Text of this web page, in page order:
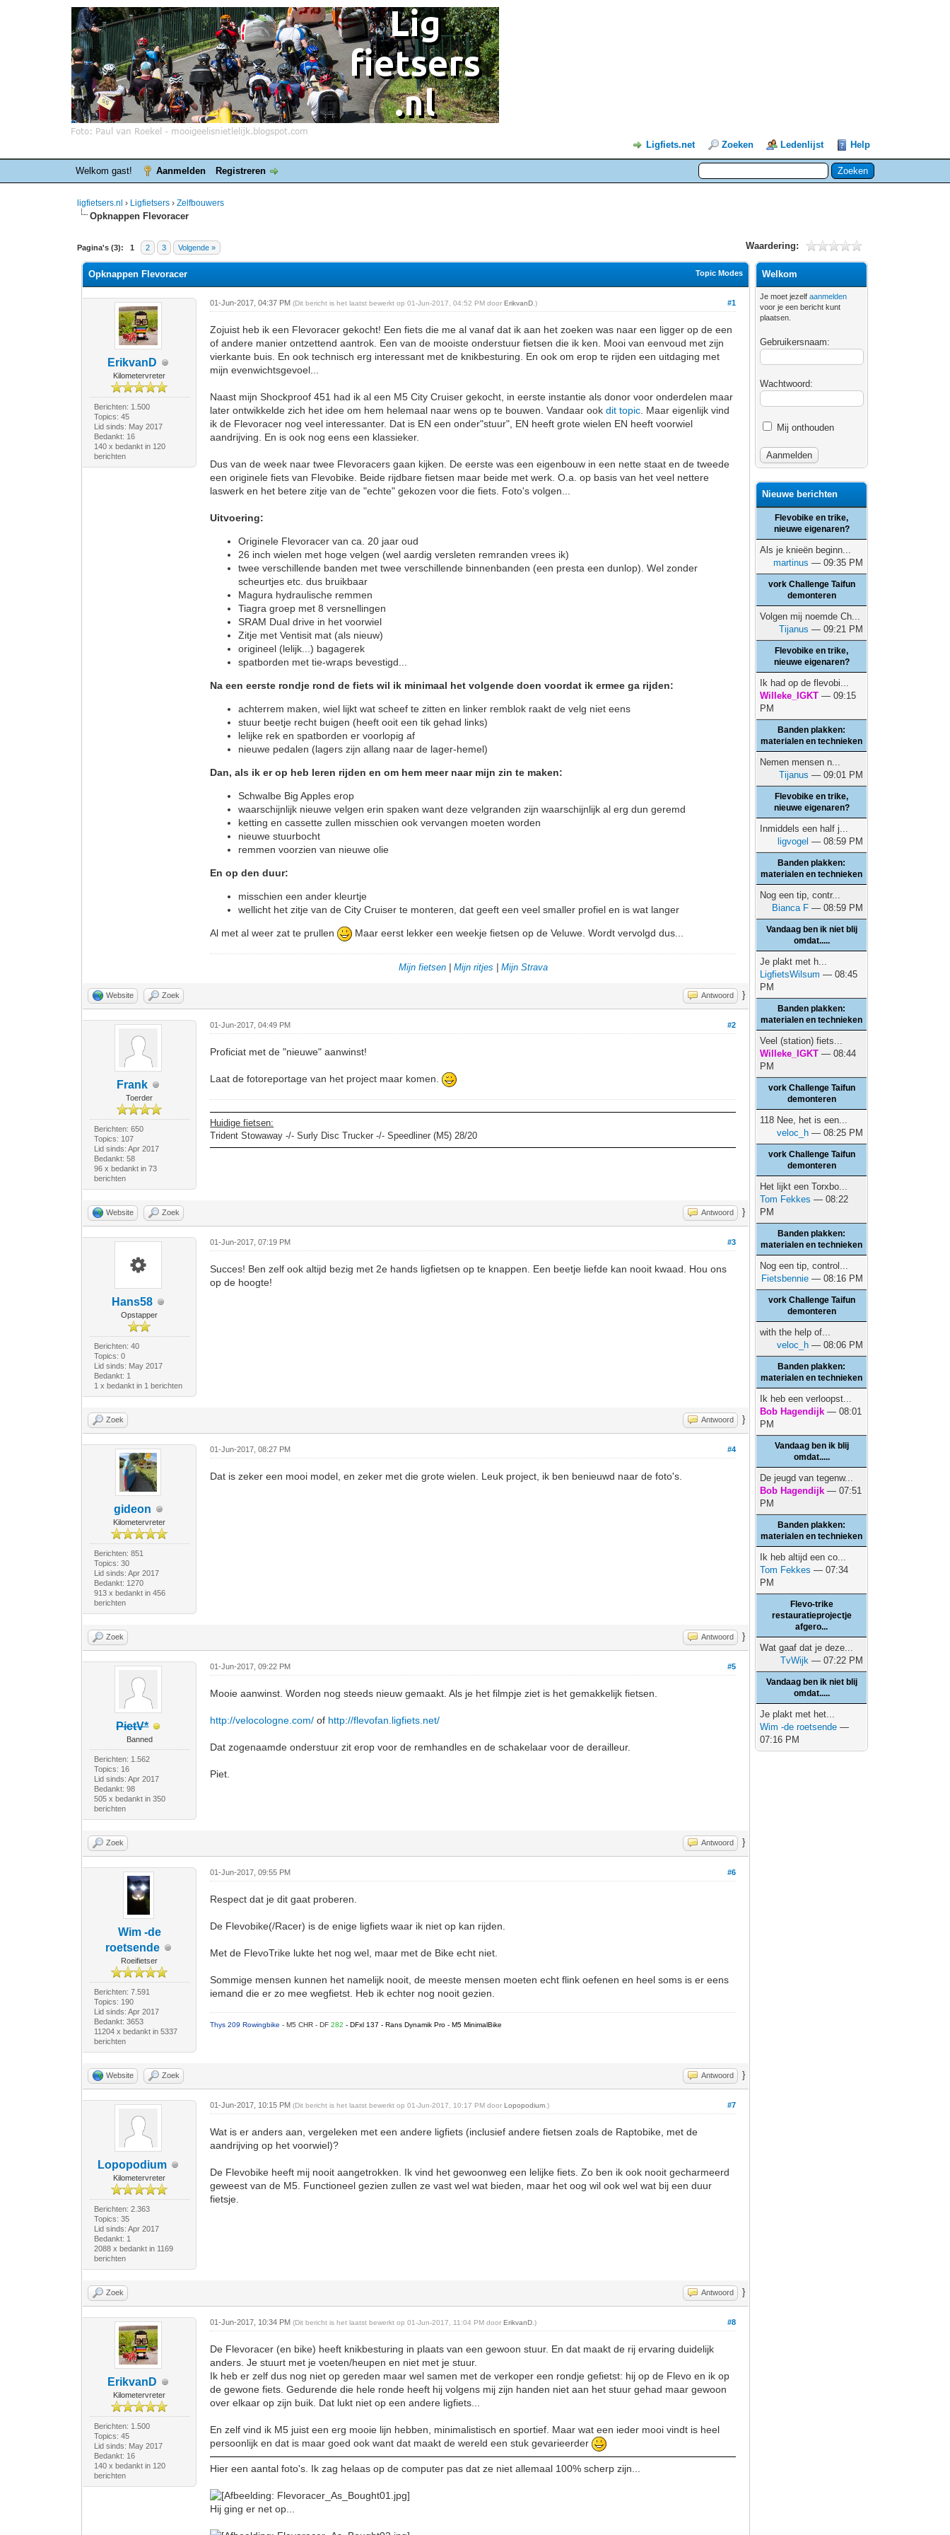
Ligfiets.net Zoeken Ledenlijst Help
Welkom gast! Aanmelden Registreren
ligfietsers.nl › Ligfietsers ›Zelfbouwers
Opknappen Flevoracer
Pagina's (3): 1 2 3 Volgende » Waardering:
0 stemmen - gemiddelde waardering is 0
1
2
3
4
5
Topic Modes
Opknappen Flevoracer
ErikvanD
Kilometervreter
Berichten: 1.500
Topics: 45
Lid sinds: May 2017
Bedankt: 16
140 x bedankt in 120
berichten
#1
01-Jun-2017, 04:37 PM(Dit bericht is het laatst bewerkt op 01-Jun-2017, 04:52 PM doorErikvanD .)
Zojuist heb ik een Flevoracer gekocht! Een fiets die me al vanaf dat ik aan het zoeken was naar een ligger op de een
of andere manier ontzettend aantrok. Een van de mooiste onderstuur fietsen die ik ken. Mooi van eenvoud met zijn
vierkante buis. En ook technisch erg interessant met de knikbesturing. En ook om erop te rijden een uitdaging met
mijn evenwichtsgevoel...
Naast mijn Shockproof 451 had ik al een M5 City Cruiser gekocht, in eerste instantie als donor voor onderdelen maar
later ontwikkelde zich het idee om hem helemaal naar wens op te bouwen. Vandaar ookdit topic . Maar eigenlijk vind
ik de Flevoracer nog veel interessanter. Dat is EN een onder"stuur", EN heeft grote wielen EN heeft voorwiel
aandrijving. En is ook nog eens een klassieker.
Dus van de week naar twee Flevoracers gaan kijken. De eerste was een eigenbouw in een nette staat en de tweede
een originele fiets van Flevobike. Beide rijdbare fietsen maar beide met werk. O.a. op basis van het veel nettere
laswerk en het betere zitje van de "echte" gekozen voor die fiets. Foto's volgen...
Uitvoering:
Originele Flevoracer van ca. 20 jaar oud
26 inch wielen met hoge velgen (wel aardig versleten remranden vrees ik)
twee verschillende banden met twee verschillende binnenbanden (een presta een dunlop). Wel zonder
scheurtjes etc. dus bruikbaar
Magura hydraulische remmen
Tiagra groep met 8 versnellingen
SRAM Dual drive in het voorwiel
Zitje met Ventisit mat (als nieuw)
origineel (lelijk...) bagagerek
spatborden met tie-wraps bevestigd...
Na een eerste rondje rond de fiets wil ik minimaal het volgende doen voordat ik ermee ga rijden:
achterrem maken, wiel lijkt wat scheef te zitten en linker remblok raakt de velg niet eens
stuur beetje recht buigen (heeft ooit een tik gehad links)
lelijke rek en spatborden er voorlopig af
nieuwe pedalen (lagers zijn allang naar de lager-hemel)
Dan, als ik er op heb leren rijden en om hem meer naar mijn zin te maken:
Schwalbe Big Apples erop
waarschijnlijk nieuwe velgen erin spaken want deze velgranden zijn waarschijnlijk al erg dun geremd
ketting en cassette zullen misschien ook vervangen moeten worden
nieuwe stuurbocht
remmen voorzien van nieuwe olie
En op den duur:
misschien een ander kleurtje
wellicht het zitje van de City Cruiser te monteren, dat geeft een veel smaller profiel en is wat langer
Al met al weer zat te prullen Maar eerst lekker een weekje fietsen op de Veluwe. Wordt vervolgd dus...
Mijn fietsen| Mijn ritjes Mijn Strava
Website Zoek Antwoord }
Frank
Toerder
Berichten: 650
Topics: 107
Lid sinds: Apr 2017
Bedankt: 58
96 x bedankt in 73
berichten
#2
01-Jun-2017, 04:49 PM
Proficiat met de "nieuwe" aanwinst!
Laat de fotoreportage van het project maar komen.
Huidige fietsen:
Trident Stowaway -/- Surly Disc Trucker -/- Speedliner (M5) 28/20
Website Zoek Antwoord }
Hans58
Opstapper
Berichten: 40
Topics: 0
Lid sinds: May 2017
Bedankt: 1
1 x bedankt in 1 berichten
#3
01-Jun-2017, 07:19 PM
Succes! Ben zelf ook altijd bezig met 2e hands ligfietsen op te knappen. Een beetje liefde kan nooit kwaad. Hou ons
op de hoogte!
Zoek Antwoord }
gideon
Kilometervreter
Berichten: 851
Topics: 30
Lid sinds: Apr 2017
Bedankt: 1270
913 x bedankt in 456
berichten
#4
01-Jun-2017, 08:27 PM
Dat is zeker een mooi model, en zeker met die grote wielen. Leuk project, ik ben benieuwd naar de foto's.
Zoek Antwoord }
PietV*
Banned
Berichten: 1.562
Topics: 16
Lid sinds: Apr 2017
Bedankt: 98
505 x bedankt in 350
berichten
#5
01-Jun-2017, 09:22 PM
Mooie aanwinst. Worden nog steeds nieuw gemaakt. Als je het filmpje ziet is het gemakkelijk fietsen.
http://velocologne.com/ of http://flevofan.ligfiets.net/
Dat zogenaamde onderstuur zit erop voor de remhandles en de schakelaar voor de derailleur.
Piet.
Zoek Antwoord }
Wim -de
roetsende
Roeifietser
Berichten: 7.591
Topics: 190
Lid sinds: Apr 2017
Bedankt: 3653
11204 x bedankt in 5337
berichten
#6
01-Jun-2017, 09:55 PM
Respect dat je dit gaat proberen.
De Flevobike(/Racer) is de enige ligfiets waar ik niet op kan rijden.
Met de FlevoTrike lukte het nog wel, maar met de Bike echt niet.
Sommige mensen kunnen het namelijk nooit, de meeste mensen moeten echt flink oefenen en heel soms is er eens
iemand die er zo mee wegfietst. Heb ik echter nog nooit gezien.
Thys 209 Rowingbike- M5 CHR - DF282- DFxl 137 - Rans Dynamik Pro - M5 MinimalBike
Website Zoek Antwoord }
Lopopodium
Kilometervreter
Berichten: 2.363
Topics: 35
Lid sinds: Apr 2017
Bedankt: 1
2088 x bedankt in 1169
berichten
#7
01-Jun-2017, 10:15 PM(Dit bericht is het laatst bewerkt op 01-Jun-2017, 10:17 PM doorLopopodium .)
Wat is er anders aan, vergeleken met een andere ligfiets (inclusief andere fietsen zoals de Raptobike, met de
aandrijving op het voorwiel)?
De Flevobike heeft mij nooit aangetrokken. Ik vind het gewoonweg een lelijke fiets. Zo ben ik ook nooit gecharmeerd
geweest van de M5. Functioneel gezien zullen ze vast wel wat bieden, maar het oog wil ook wel wat bij een duur
fietsje.
Zoek Antwoord }
ErikvanD
Kilometervreter
Berichten: 1.500
Topics: 45
Lid sinds: May 2017
Bedankt: 16
140 x bedankt in 120
berichten
#8
01-Jun-2017, 10:34 PM(Dit bericht is het laatst bewerkt op 01-Jun-2017, 11:04 PM doorErikvanD .)
De Flevoracer (en bike) heeft knikbesturing in plaats van een gewoon stuur. En dat maakt de rij ervaring duidelijk
anders. Je stuurt met je voeten/heupen en niet met je stuur.
Ik heb er zelf dus nog niet op gereden maar wel samen met de verkoper een rondje gefietst: hij op de Flevo en ik op
de gewone fiets. Gedurende die hele ronde heeft hij volgens mij zijn handen niet aan het stuur gehad maar gewoon
over elkaar op zijn buik. Dat lukt niet op een andere ligfiets...
En zelf vind ik M5 juist een erg mooie lijn hebben, minimalistisch en sportief. Maar wat een ieder mooi vindt is heel
persoonlijk en dat is maar goed ook want dat maakt de wereld een stuk gevarieerder
Hier een aantal foto's. Ik zag helaas op de computer pas dat ze niet allemaal 100% scherp zijn...
Hij ging er net op...
Welkom
Je moet jezelfaanmelden
voor je een bericht kunt
plaatsen.
Gebruikersnaam:
Wachtwoord:
Mij onthouden
Nieuwe berichten
Flevobike en trike,
nieuwe eigenaren?
Als je knieën beginn...
martinus — 09:35 PM
vork Challenge Taifun
demonteren
Volgen mij noemde Ch...
Tijanus — 09:21 PM
Flevobike en trike,
nieuwe eigenaren?
Ik had op de flevobi...
Willeke_IGKT — 09:15
PM
Banden plakken:
materialen en technieken
Nemen mensen n...
Tijanus — 09:01 PM
Flevobike en trike,
nieuwe eigenaren?
Inmiddels een half j...
ligvogel — 08:59 PM
Banden plakken:
materialen en technieken
Nog een tip, contr...
Bianca F — 08:59 PM
Vandaag ben ik niet blij
omdat.....
Je plakt met h...
LigfietsWilsum — 08:45
PM
Banden plakken:
materialen en technieken
Veel (station) fiets...
Willeke_IGKT — 08:44
PM
vork Challenge Taifun
demonteren
118 Nee, het is een...
veloc_h — 08:25 PM
vork Challenge Taifun
demonteren
Het lijkt een Torxbo...
Tom Fekkes — 08:22
PM
Banden plakken:
materialen en technieken
Nog een tip, control...
Fietsbennie — 08:16 PM
vork Challenge Taifun
demonteren
with the help of...
veloc_h — 08:06 PM
Banden plakken:
materialen en technieken
Ik heb een verloopst...
Bob Hagendijk — 08:01
PM
Vandaag ben ik blij
omdat.....
De jeugd van tegenw...
Bob Hagendijk — 07:51
PM
Banden plakken:
materialen en technieken
Ik heb altijd een co...
Tom Fekkes — 07:34
PM
Flevo-trike
restauratieprojectje
afgero...
Wat gaaf dat je deze...
TvWijk — 07:22 PM
Vandaag ben ik niet blij
omdat.....
Je plakt met het...
Wim -de roetsende —
07:16 PM